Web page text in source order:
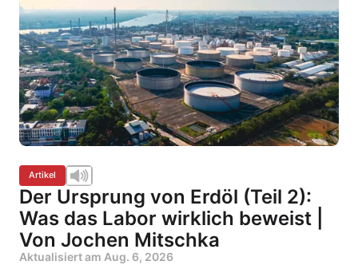
Artikel
Der Ursprung von Erdöl (Teil 2):
Was das Labor wirklich beweist |
Von Jochen Mitschka
Aktualisiert am Aug. 6, 2026